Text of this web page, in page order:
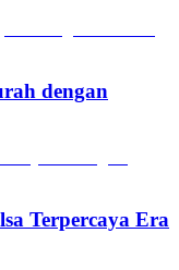
dengan
Terpercaya Era